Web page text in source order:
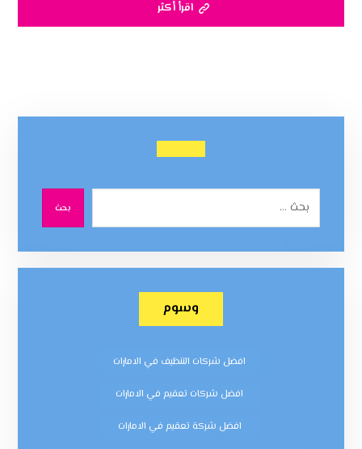
اقرأ أكثر
بحث
وسوم
افضل شركات التنظيف في الامارات
افضل شركات تعقيم في الامارات
افضل شركة تعقيم في الامارات